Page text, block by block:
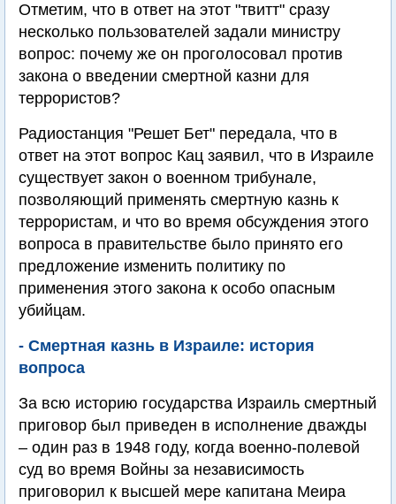
Отметим, что в ответ на этот "твитт" сразу
несколько пользователей задали министру
вопрос: почему же он проголосовал против
закона о введении смертной казни для
террористов?
Радиостанция "Решет Бет" передала, что в
ответ на этот вопрос Кац заявил, что в Израиле
существует закон о военном трибунале,
позволяющий применять смертную казнь к
террористам, и что во время обсуждения этого
вопроса в правительстве было принято его
предложение изменить политику по
применения этого закона к особо опасным
убийцам.
- Смертная казнь в Израиле: история
вопроса
За всю историю государства Израиль смертный
приговор был приведен в исполнение дважды
– один раз в 1948 году, когда военно-полевой
суд во время Войны за независимость
приговорил к высшей мере капитана Меира